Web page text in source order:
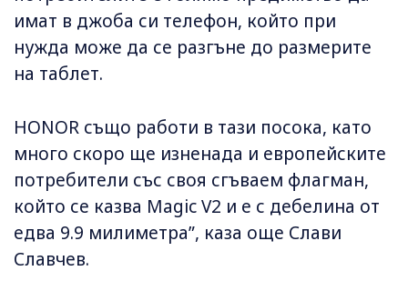
имат в джоба си телефон, който при
нужда може да се разгъне до размерите
на таблет.
HONOR също работи в тази посока, като
много скоро ще изненада и европейските
потребители със своя сгъваем флагман,
който се казва Magic V2 и е с дебелина от
едва 9.9 милиметра”, каза още Слави
Славчев.